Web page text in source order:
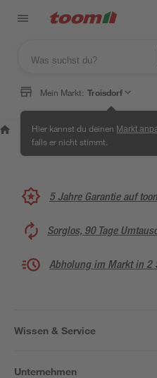
Mein Markt: Troisdorf
Hier kannst du deinen Markt
falls er nicht stimmt.
Wissen &
Service
/
Selbermachen
& Ratgeber
5 Jahre Garantie auf
Sorglos, 90 Tage
Abholung im Markt in 2
Wissen & Service
Unternehmen